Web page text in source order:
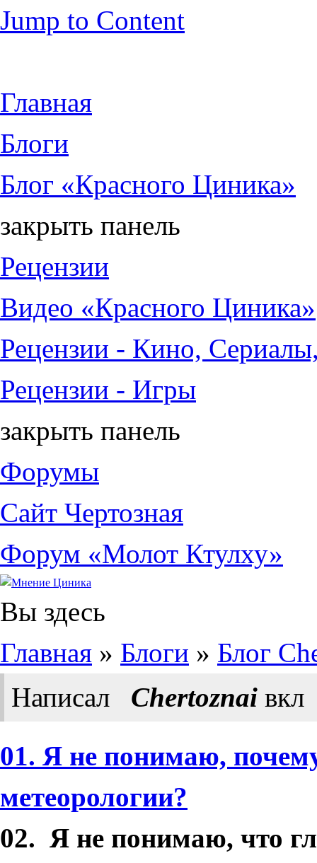
Jump to Content
Главная
Блоги
Блог «Красного Циника»
закрыть панель
Рецензии
Видео «Красного Циника»
Рецензии - Кино,
Рецензии - Игры
закрыть панель
Форумы
Сайт Чертозная
Форум «Молот Ктулху»
Вы здесь
Главная » Блоги » Блог
Написал
Chertoznai вкл
01. Я не понимаю,
метеорологии?
02. Я не понимаю, что